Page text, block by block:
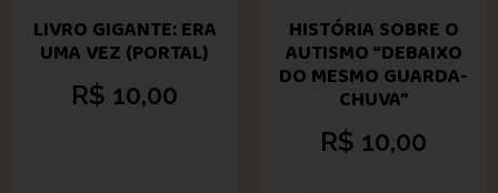
LIVRO GIGANTE: ERA
UMA VEZ (PORTAL)
R$ 10,00
HISTÓRIA SOBRE O
AUTISMO “DEBAIXO
DO MESMO GUARDA-
CHUVA”
R$ 10,00